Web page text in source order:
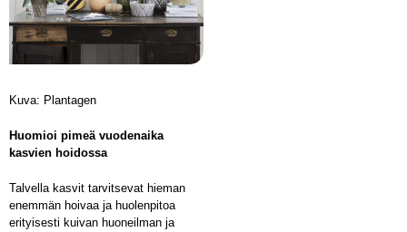
Kuva: Plantagen
Huomioi pimeä vuodenaika
kasvien hoidossa
Talvella kasvit tarvitsevat hieman
enemmän hoivaa ja huolenpitoa
erityisesti kuivan huoneilman ja